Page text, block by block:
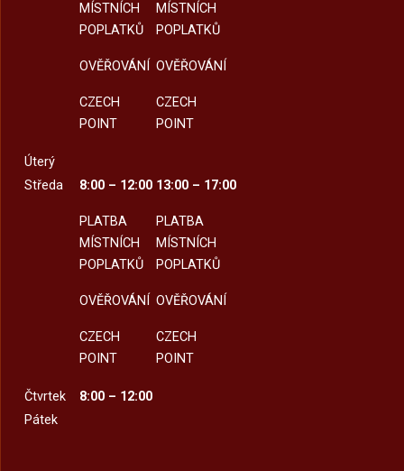
MÍSTNÍCH
POPLATKŮ
OVĚŘOVÁNÍ
CZECH
POINT
MÍSTNÍCH
POPLATKŮ
OVĚŘOVÁNÍ
CZECH
POINT
Úterý
Středa
8:00 – 12:00
PLATBA
MÍSTNÍCH
POPLATKŮ
OVĚŘOVÁNÍ
CZECH
POINT
13:00 – 17:00
PLATBA
MÍSTNÍCH
POPLATKŮ
OVĚŘOVÁNÍ
CZECH
POINT
Čtvrtek
8:00 – 12:00
Pátek